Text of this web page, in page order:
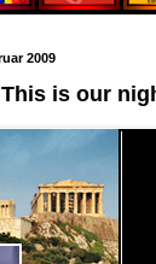
2009
is our